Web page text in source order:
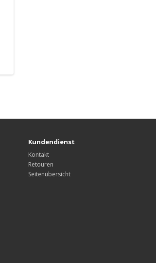
Kundendienst
Kontakt
Retouren
Seitenübersicht